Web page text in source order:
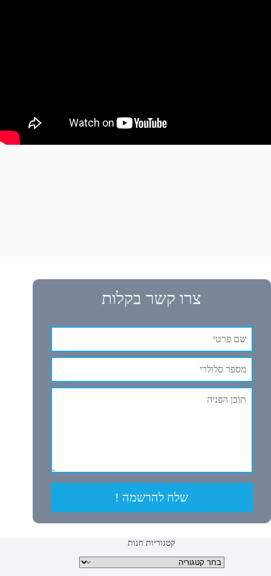
צרו קשר בקלות
שלח להרשמה !
קטגוריות חנות
קטגוריות מוצרים